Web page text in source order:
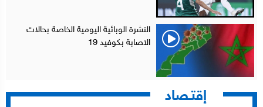
النشرة الوبائية اليومية الخاصة بحالات
الاصابة بكوفيد 19
إقتـصاد